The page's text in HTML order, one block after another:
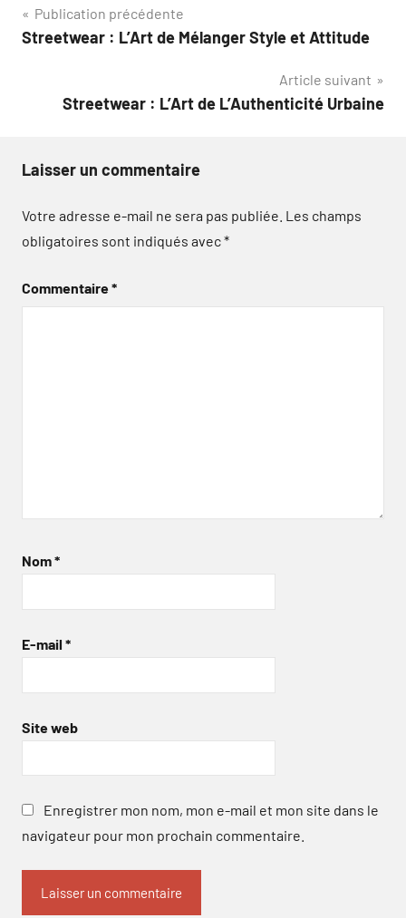
Navigation
de
Publication précédente
Streetwear : L’Art de Mélanger Style et Attitude
Article suivant
Streetwear : L’Art de L’Authenticité Urbaine
Laisser un commentaire
Votre adresse e-mail ne sera pas publiée. Les champs
obligatoires sont indiqués avec*
Commentaire*
Nom*
E-mail *
Site web
Enregistrer mon nom, mon e-mail et mon site dans le
navigateur pour mon prochain commentaire.